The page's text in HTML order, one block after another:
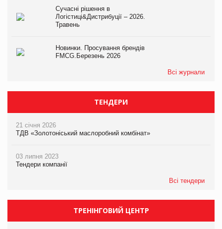
Сучасні рішення в
Логістиці&Дистрибуції – 2026.
Травень
Новинки. Просування брендів
FMCG.Березень 2026
Всі журнали
ТЕНДЕРИ
21 січня 2026
ТДВ «Золотоніський маслоробний комбінат»
03 липня 2023
Тендери компанії
Всі тендери
ТРЕНІНГОВИЙ ЦЕНТР